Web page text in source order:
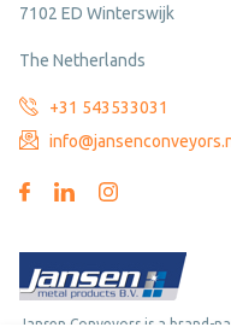
7102 ED Winterswijk
The Netherlands
+31 543533031
Jansen Conveyors is a brand-